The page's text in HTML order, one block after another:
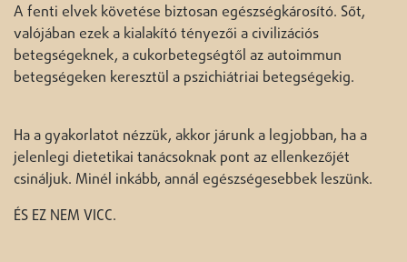
A fenti elvek követése biztosan egészségkárosító. Sőt,
valójában ezek a kialakító tényezői a civilizációs
betegségeknek, a cukorbetegségtől az autoimmun
betegségeken keresztül a pszichiátriai betegségekig.
Ha a gyakorlatot nézzük, akkor járunk a legjobban, ha a
jelenlegi dietetikai tanácsoknak pont az ellenkezőjét
csináljuk. Minél inkább, annál egészségesebbek leszünk.
ÉS EZ NEM VICC.